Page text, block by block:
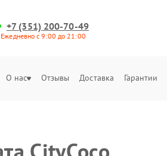
+7 (351) 200-70-49
Ежедневно с 9:00 до 21:00
О нас Отзывы Доставка Гарантии